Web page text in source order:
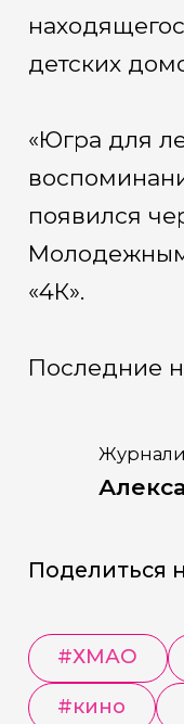
детских
«Югра для
появился
«4К».
Последние
Поделиться
#ХМАО
#кино